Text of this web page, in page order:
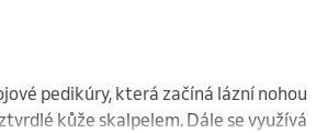
pedikúry, která začíná lázní nohou
kůže skalpelem. Dále se využívá